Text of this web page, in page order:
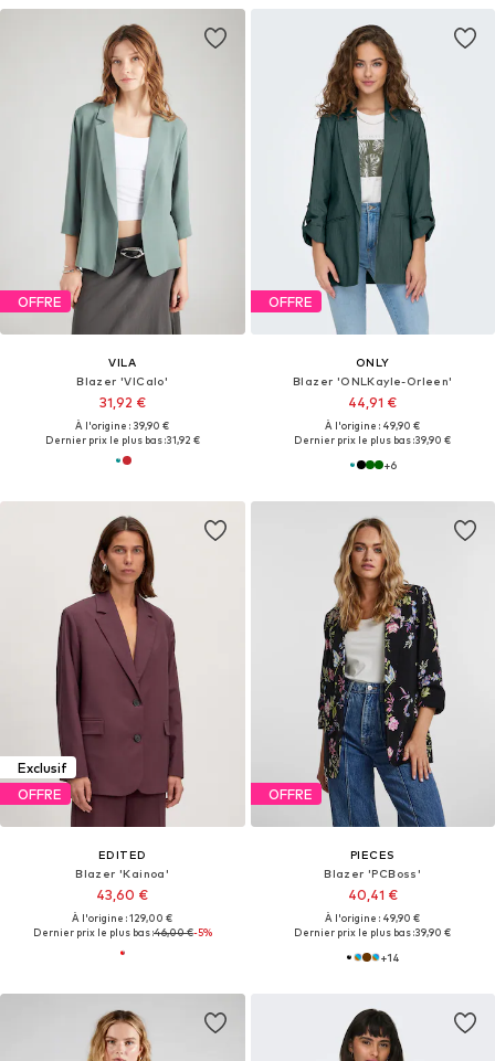
OFFRE
VILA
Blazer 'VICalo'
31,92 €
À l'origine : 39,90 €
Dernier prix le plus bas :31,92 €
OFFRE
ONLY
Blazer 'ONLKayle-Orleen'
44,91 €
À l'origine : 49,90 €
Dernier prix le plus bas :39,90 €
+6
Exclusif
OFFRE
EDITED
Blazer 'Kainoa'
43,60 €
À l'origine : 129,00 €
Dernier prix le plus bas :46,00 €-5%
OFFRE
PIECES
Blazer 'PCBoss'
40,41 €
À l'origine : 49,90 €
Dernier prix le plus bas :39,90 €
+14